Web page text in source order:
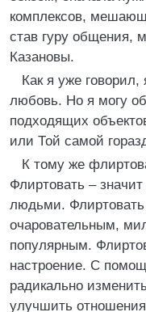
комплексов,
став гуру общения,
Казановы.
Как я уже
любовь. Но я могу
подходящих
или Той самой
К тому же
Флиртовать –
людьми.
очаровательным,
популярным.
настроение. С
радикально
улучшить